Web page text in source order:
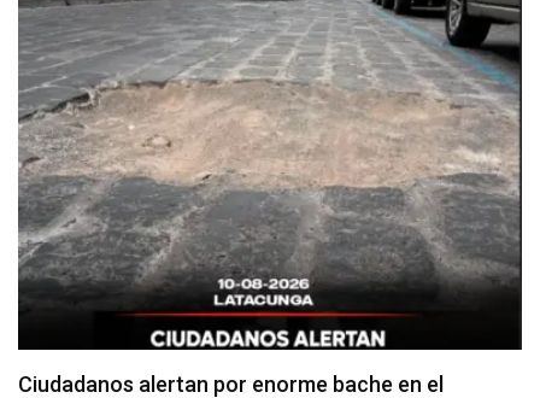
Denuncian falta de señalización en zonas de